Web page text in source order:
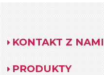
KONTAKT Z NAMI
PRODUKTY